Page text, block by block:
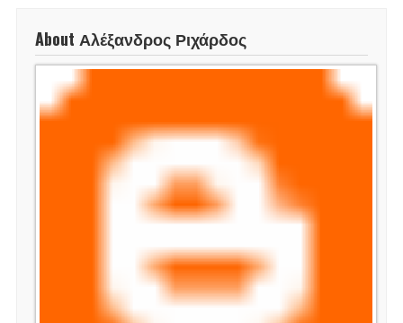
About Αλέξανδρος Ριχάρδος